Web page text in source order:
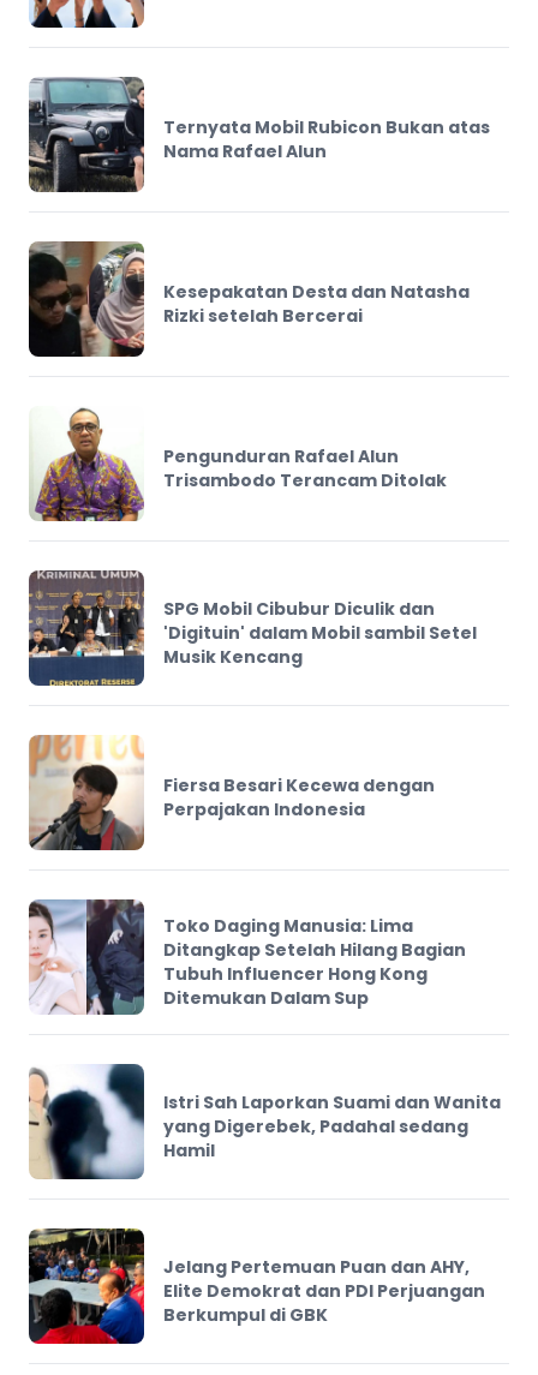
Ternyata Mobil Rubicon Bukan atas
Nama Rafael Alun
Kesepakatan Desta dan Natasha
Rizki setelah Bercerai
Pengunduran Rafael Alun
Trisambodo Terancam Ditolak
SPG Mobil Cibubur Diculik dan
'Digituin' dalam Mobil sambil Setel
Musik Kencang
Fiersa Besari Kecewa dengan
Perpajakan Indonesia
Toko Daging Manusia: Lima
Ditangkap Setelah Hilang Bagian
Tubuh Influencer Hong Kong
Ditemukan Dalam Sup
Istri Sah Laporkan Suami dan Wanita
yang Digerebek, Padahal sedang
Hamil
Jelang Pertemuan Puan dan AHY,
Elite Demokrat dan PDI Perjuangan
Berkumpul di GBK